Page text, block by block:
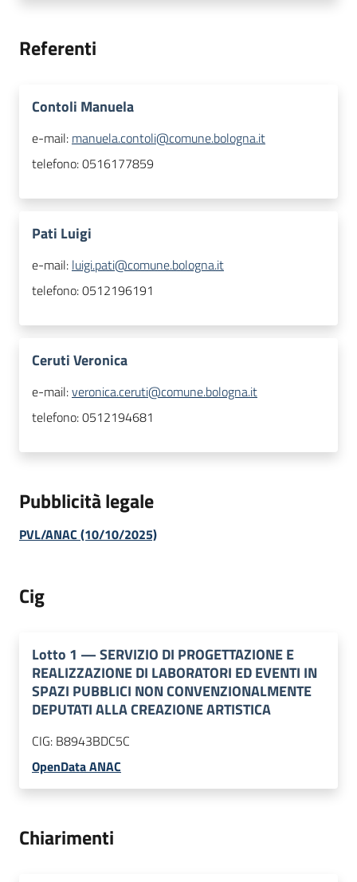
Referenti
Contoli Manuela
e-mail: manuela.contoli@comune.bologna.it
telefono:0516177859
Pati Luigi
e-mail: luigi.pati@comune.bologna.it
telefono:0512196191
Ceruti Veronica
e-mail:veronica.ceruti@comune.bologna.it
telefono:0512194681
Pubblicità legale
PVL/ANAC (10/10/2025)
Cig
Lotto 1 —SERVIZIO DI PROGETTAZIONE E
REALIZZAZIONE DI LABORATORI ED EVENTI IN
SPAZI PUBBLICI NON CONVENZIONALMENTE
DEPUTATI ALLA CREAZIONE ARTISTICA
CIG: B8943BDC5C
OpenData ANAC
Chiarimenti